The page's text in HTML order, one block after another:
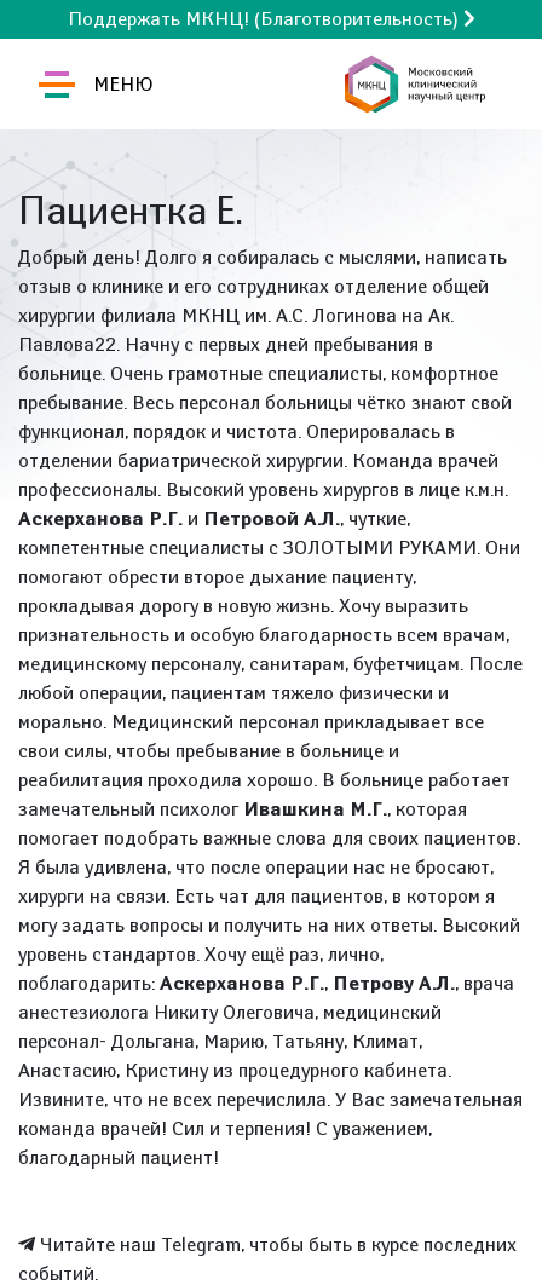
Поддержать МКНЦ! (Благотворительность)
МЕНЮ
Пациентка Е.
Добрый день! Долго я собиралась с мыслями, написать
отзыв о клинике и его сотрудниках отделение общей
хирургии филиала МКНЦ им. А.С. Логинова на Ак.
Павлова22. Начну с первых дней пребывания в
больнице. Очень грамотные специалисты, комфортное
пребывание. Весь персонал больницы чётко знают свой
функционал, порядок и чистота. Оперировалась в
отделении бариатрической хирургии. Команда врачей
профессионалы. Высокий уровень хирургов в лице к.м.н.
Аскерханова Р.Г. и Петровой А.Л., чуткие,
компетентные специалисты с ЗОЛОТЫМИ РУКАМИ. Они
помогают обрести второе дыхание пациенту,
прокладывая дорогу в новую жизнь. Хочу выразить
признательность и особую благодарность всем врачам,
медицинскому персоналу, санитарам, буфетчицам. После
любой операции, пациентам тяжело физически и
морально. Медицинский персонал прикладывает все
свои силы, чтобы пребывание в больнице и
реабилитация проходила хорошо. В больнице работает
замечательный психолог Ивашкина М.Г., которая
помогает подобрать важные слова для своих пациентов.
Я была удивлена, что после операции нас не бросают,
хирурги на связи. Есть чат для пациентов, в котором я
могу задать вопросы и получить на них ответы. Высокий
уровень стандартов. Хочу ещё раз, лично,
поблагодарить: Аскерханова Р.Г., Петрову А.Л., врача
анестезиолога Никиту Олеговича, медицинский
персонал- Дольгана, Марию, Татьяну, Климат,
Анастасию, Кристину из процедурного кабинета.
Извините, что не всех перечислила. У Вас замечательная
команда врачей! Сил и терпения! С уважением,
благодарный пациент!
Читайте наш Telegram, чтобы быть в курсе последних
событий.